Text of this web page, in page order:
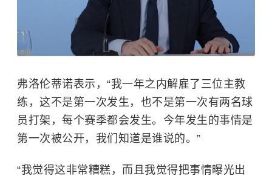
弗洛伦蒂诺表示，“我一年之内解雇了三位主教
练，这不是第一次发生，也不是第一次有两名球
员打架，每个赛季都会发生。今年发生的事情是
第一次被公开，我们知道是谁说的。”
“我觉得这非常糟糕，而且我觉得把事情曝光出